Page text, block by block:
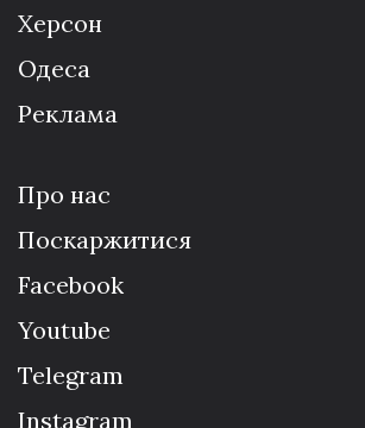
Херсон
Одеса
Реклама
Про нас
Поскаржитися
Facebook
Youtube
Telegram
Instagram